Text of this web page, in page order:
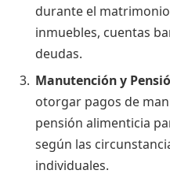
durante el
inmuebles, cuentas
deudas.
Manutención y
otorgar pagos de
pensión alimenticia
según las
individuales.